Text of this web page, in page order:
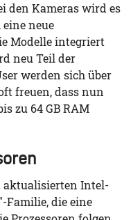
den Kameras wird es
neue
Modelle integriert
neu Teil der
werden sich über
freuen, dass nun
zu 64 GB RAM
aktualisierten Intel-
Familie, die eine